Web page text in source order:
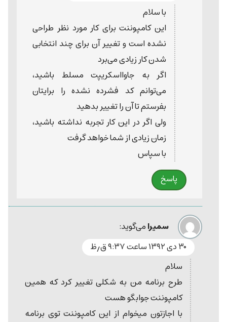
با سلام
این کامپوننت برای کار مورد نظر طراحی
نشده است و تغییر آن برای چند انتخابی
شدن کار زیادی می‌برد
اگر به جاوااسکریپت مسلط باشید،
می‌توانم کد فشرده نشده را برایتان
بفرستم تا آن را تغییر بدهید
ولی اگر در این کار تجربه نداشته باشید،
زمان زیادی از شما خواهد گرفت
با سپاس
پاسخ
سمیرامی‌گوید:
۳۰ دی ۱۳۹۲ ساعت ۹:۳۷ ق٫ظ
سلام
طرح برنامه من به شکلی تغییر کرد که همین
کامپوننت جوابگو هست
با اجازتون میخوام از این کامپوننت توی برنامه